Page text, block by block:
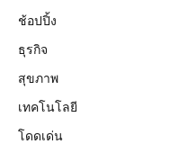
ช้อปปิ้ง
ธุรกิจ
สุขภาพ
เทคโนโลยี
โดดเด่น